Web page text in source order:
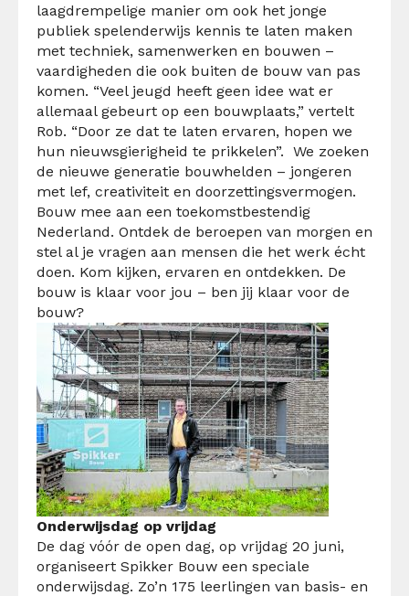
laagdrempelige manier om ook het jonge
publiek spelenderwijs kennis te laten maken
met techniek, samenwerken en bouwen –
vaardigheden die ook buiten de bouw van pas
komen. “Veel jeugd heeft geen idee wat er
allemaal gebeurt op een bouwplaats,” vertelt
Rob. “Door ze dat te laten ervaren, hopen we
hun nieuwsgierigheid te prikkelen”. We zoeken
de nieuwe generatie bouwhelden – jongeren
met lef, creativiteit en doorzettingsvermogen.
Bouw mee aan een toekomstbestendig
Nederland. Ontdek de beroepen van morgen en
stel al je vragen aan mensen die het werk écht
doen. Kom kijken, ervaren en ontdekken. De
bouw is klaar voor jou – ben jij klaar voor de
bouw?
Onderwijsdag op vrijdag
De dag vóór de open dag, op vrijdag 20 juni,
organiseert Spikker Bouw een speciale
onderwijsdag. Zo’n 175 leerlingen van basis- en